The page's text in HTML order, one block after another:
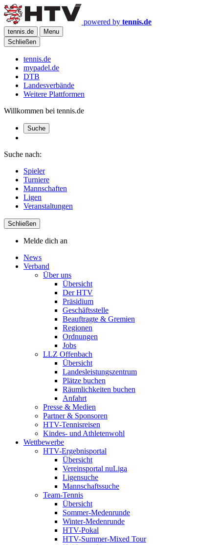
powered by tennis.de
tennis.de
Menu
Schließen
tennis.de
mypadel.de
DTB
Landesverbände
Weitere Plattformen
Willkommen bei tennis.de
Suche
Suche nach:
Spieler
Turniere
Mannschaften
Ligen
Veranstaltungen
Schließen
Melde dich an
News
Verband
Über uns
Übersicht
Der HTV
Präsidium
Geschäftsstelle
Beauftragte & Gremien
Regionen
Ordnungen
Jobs
LLZ Offenbach
Übersicht
Landesleistungszentrum
Plätze buchen
Räumlichkeiten buchen
Anfahrt
Presse & Medien
Partner & Sponsoren
HTV-Tennisreisen
Kindes- und Athletenwohl
Wettbewerbe
HTV-Ergebnisportal
Übersicht
Vereinsportal nuLiga
Ligensuche
Mannschaftssuche
Team-Tennis
Übersicht
Sommer-Medenrunde
Winter-Medenrunde
HTV-Pokal
HTV-Summer-Mixed Tour